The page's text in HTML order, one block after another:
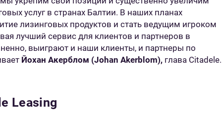
услуг в странах Балтии. В наших планах
лизинговых продуктов и стать ведущим игроком
лучший сервис для клиентов и партнеров в
выиграют и наши клиенты, и партнеры по
Йохан Акерблом (Johan Akerblom), глава Citadele.
Leasing